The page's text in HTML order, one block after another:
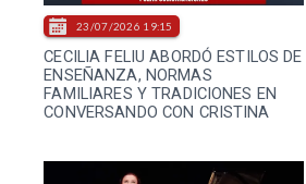
CECILIA FELIU ABORDÓ ESTILOS DE
ENSEÑANZA, NORMAS
FAMILIARES Y TRADICIONES EN
CONVERSANDO CON CRISTINA
23/07/2026 19:15